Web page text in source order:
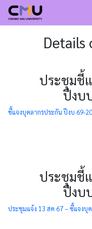
Skip
Details
ประชุมชี้
ปีงบ
ชี้แจงบุคลากรประกัน ปีงบ 69-
ประชุมชี้
ปีงบ
ประชุมแจ้ง 13 สค 67 – ชี้แจงบุ